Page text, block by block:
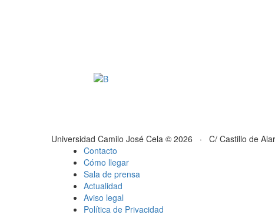
Universidad Camilo José Cela © 2026 · C/ Castillo de
Contacto
Cómo llegar
Sala de prensa
Actualidad
Aviso legal
Política de Privacidad